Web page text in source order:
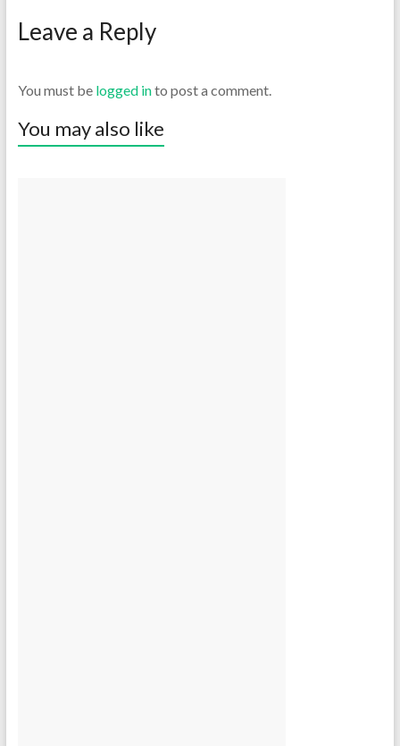
Leave a Reply
You must be logged into post a comment.
You may also like